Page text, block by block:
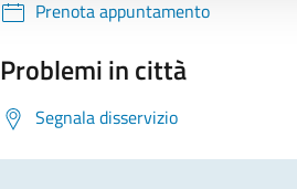
Prenota appuntamento
Problemi in città
Segnala disservizio